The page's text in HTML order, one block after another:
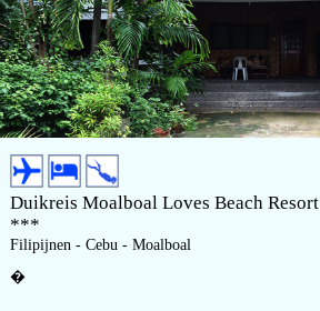
Duikreis Moalboal Loves Beach Resort
***
Filipijnen - Cebu - Moalboal
�